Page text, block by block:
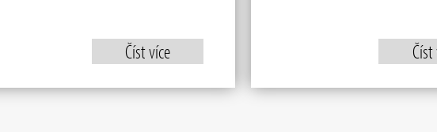
Číst více